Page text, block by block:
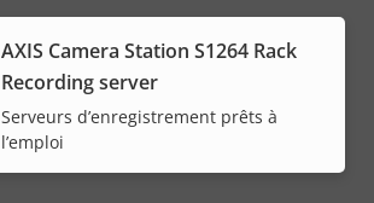
AXIS Camera Station S1264 Rack
Recording server
Serveurs d’enregistrement prêts à
l’emploi